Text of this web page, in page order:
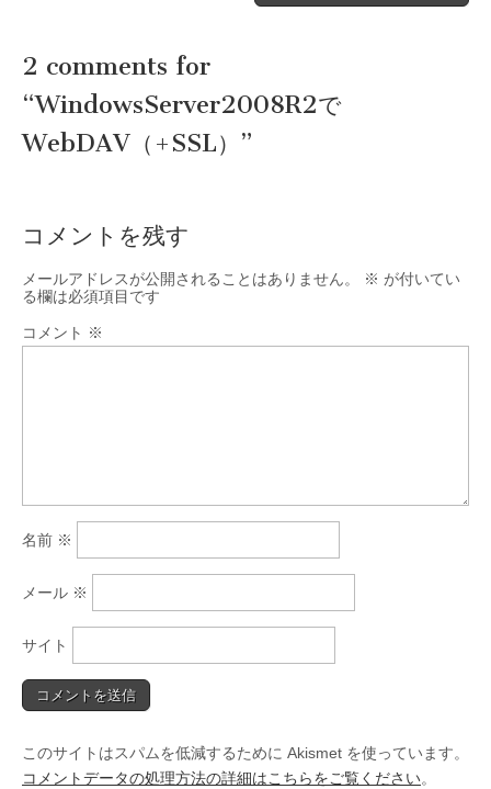
2 comments for
“WindowsServer2008R2で
WebDAV（+SSL） ”
コメントを残す
メールアドレスが公開されることはありません。 ※ が付いてい
る欄は必須項目です
コメント ※
名前 ※
メール ※
サイト
このサイトはスパムを低減するために Akismet を使っています。
コメントデータの処理方法の詳細はこちらをご覧ください。